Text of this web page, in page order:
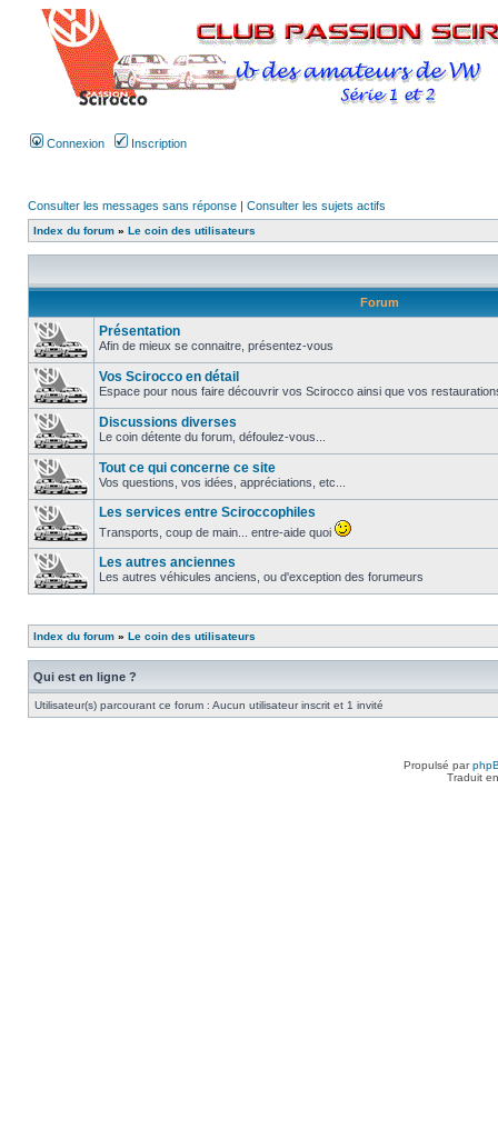
Connexion Inscription
Consulter les messages sans réponse | Consulter les sujets actifs
Index du forum » Le coin des utilisateurs
Forum
Présentation
Afin de mieux se connaitre, présentez-vous
Vos Scirocco en détail
Espace pour nous faire découvrir vos Scirocco ainsi que vos
Discussions diverses
Le coin détente du forum, défoulez-vous...
Tout ce qui concerne ce site
Vos questions, vos idées, appréciations, etc...
Les services entre Sciroccophiles
Transports, coup de main... entre-aide quoi
Les autres anciennes
Les autres véhicules anciens, ou d'exception des forumeurs
Index du forum » Le coin des utilisateurs
Qui est en ligne ?
Utilisateur(s) parcourant ce forum : Aucun utilisateur inscrit et 1 invité
Propulsé par
Traduit